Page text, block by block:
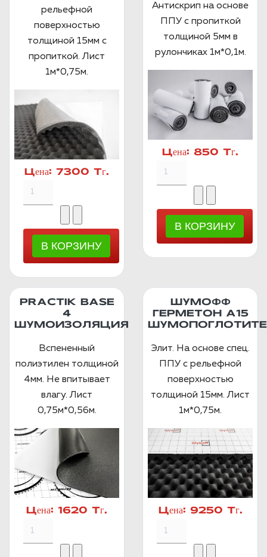
рельефной
поверхностью
толщиной 15мм с
пропиткой. Лист
1м*0,75м.
Цена: 7300 Тг.
Антискрип на основе
ППУ с пропиткой
толщиной 5мм в
рулончиках 1м*0,1м.
Цена: 850 Тг.
PRACTIK BASE
4
ШУМОИЗОЛЯЦИЯ
Вспененный
полиэтилен толщиной
4мм. Не впитывает
влагу. Лист
0,75м*0,56м.
Цена: 1620 Тг.
ШУМОФФ
ГЕРМЕТОН А15
Элит. На основе спец.
ППУ с рельефной
поверхностью
толщиной 15мм. Лист
1м*0,75м.
Цена: 9250 Тг.